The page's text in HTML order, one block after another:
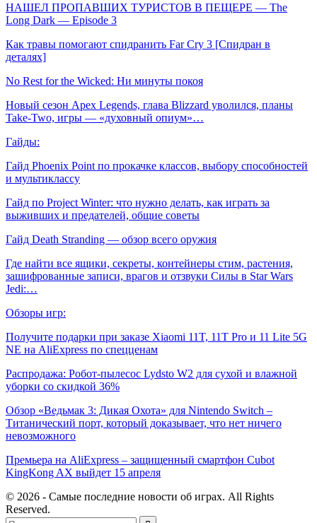
НАШЕЛ ПРОПАВШИХ ТУРИСТОВ В ПЕЩЕРЕ — The
Long Dark — Episode 3
Как травы помогают спидранить Far Cry 3 [Спидран в
деталях]
No Rest for the Wicked: Ни минуты покоя
Новый сезон Apex Legends, глава Blizzard уволился, планы
Take-Two, игры — «духовный опиум»…
Гайды:
Гайд Phoenix Point по прокачке классов, выбору способностей
и мультиклассу
Гайд по Project Winter: что нужно делать, как играть за
выживших и предателей, общие советы
Гайд Death Stranding — обзор всего оружия
Где найти все ящики, секреты, контейнеры стим, растения,
зашифрованные записи, врагов и отзвуки Силы в Star Wars
Jedi:…
Обзоры игр:
Получите подарки при заказе Xiaomi 11T, 11T Pro и 11 Lite 5G
NE на AliExpress по спецценам
Распродажа: Робот-пылесос Lydsto W2 для сухой и влажной
уборки со скидкой 36%
Обзор «Ведьмак 3: Дикая Охота» для Nintendo Switch –
Титанический порт, который доказывает, что нет ничего
невозможного
Премьера на AliExpress – защищенный смартфон Cubot
KingKong AX выйдет 15 апреля
© 2026 - Самые последние новости об играх. All Rights
Reserved.